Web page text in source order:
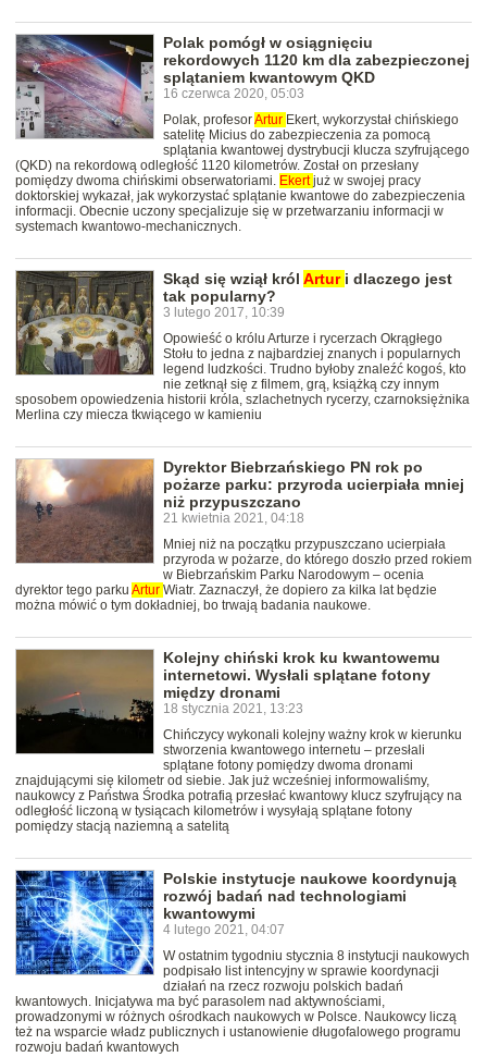
Polak pomógł w osiągnięciu
rekordowych 1120 km dla zabezpieczonej
splątaniem kwantowym QKD
16 czerwca 2020, 05:03
Polak, profesorArtur Ekert, wykorzystał chińskiego
satelitę Micius do zabezpieczenia za pomocą
splątania kwantowej dystrybucji klucza szyfrującego
(QKD) na rekordową odległość 1120 kilometrów. Został on przesłany
pomiędzy dwoma chińskimi obserwatoriami. Ekertjuż w swojej pracy
doktorskiej wykazał, jak wykorzystać splątanie kwantowe do zabezpieczenia
informacji. Obecnie uczony specjalizuje się w przetwarzaniu informacji w
systemach kwantowo-mechanicznych.
Skąd się wziął król Artur i dlaczego jest
tak popularny?
3 lutego 2017, 10:39
Opowieść o królu Arturze i rycerzach Okrągłego
Stołu to jedna z najbardziej znanych i popularnych
legend ludzkości. Trudno byłoby znaleźć kogoś, kto
nie zetknął się z filmem, grą, książką czy innym
sposobem opowiedzenia historii króla, szlachetnych rycerzy, czarnoksiężnika
Merlina czy miecza tkwiącego w kamieniu
Dyrektor Biebrzańskiego PN rok po
pożarze parku: przyroda ucierpiała mniej
niż przypuszczano
21 kwietnia 2021, 04:18
Mniej niż na początku przypuszczano ucierpiała
przyroda w pożarze, do którego doszło przed rokiem
w Biebrzańskim Parku Narodowym – ocenia
dyrektor tego parku Artur Wiatr. Zaznaczył, że dopiero za kilka lat będzie
można mówić o tym dokładniej, bo trwają badania naukowe.
Kolejny chiński krok ku kwantowemu
internetowi. Wysłali splątane fotony
między dronami
18 stycznia 2021, 13:23
Chińczycy wykonali kolejny ważny krok w kierunku
stworzenia kwantowego internetu – przesłali
splątane fotony pomiędzy dwoma dronami
znajdującymi się kilometr od siebie. Jak już wcześniej informowaliśmy,
naukowcy z Państwa Środka potrafią przesłać kwantowy klucz szyfrujący na
odległość liczoną w tysiącach kilometrów i wysyłają splątane fotony
pomiędzy stacją naziemną a satelitą
Polskie instytucje naukowe koordynują
rozwój badań nad technologiami
kwantowymi
4 lutego 2021, 04:07
W ostatnim tygodniu stycznia 8 instytucji naukowych
podpisało list intencyjny w sprawie koordynacji
działań na rzecz rozwoju polskich badań
kwantowych. Inicjatywa ma być parasolem nad aktywnościami,
prowadzonymi w różnych ośrodkach naukowych w Polsce. Naukowcy liczą
też na wsparcie władz publicznych i ustanowienie długofalowego programu
rozwoju badań kwantowych